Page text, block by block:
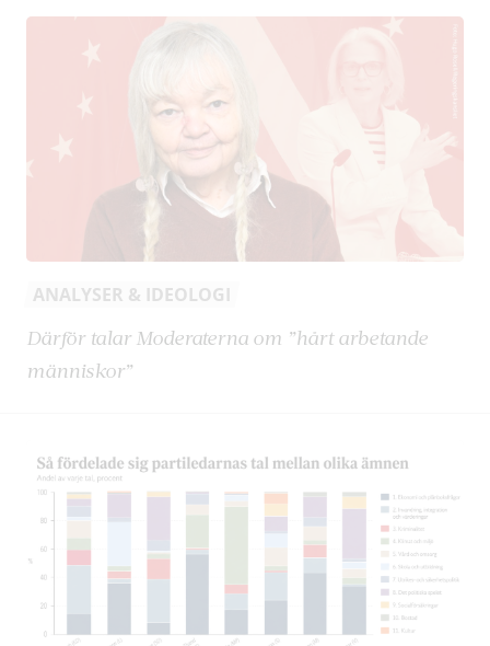
ANALYSER & IDEOLOGI
Därför talar Moderaterna om ”hårt arbetande
människor”